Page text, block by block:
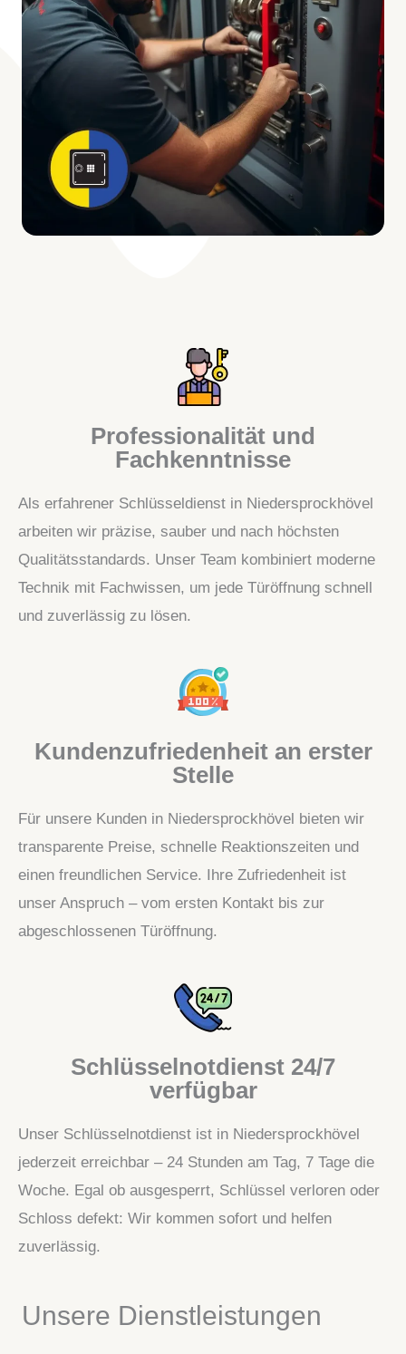
Professionalität und
Fachkenntnisse
Als erfahrener Schlüsseldienst in Niedersprockhövel
arbeiten wir präzise, sauber und nach höchsten
Qualitätsstandards. Unser Team kombiniert moderne
Technik mit Fachwissen, um jede Türöffnung schnell
und zuverlässig zu lösen.
Kundenzufriedenheit an erster
Stelle
Für unsere Kunden in Niedersprockhövel bieten wir
transparente Preise, schnelle Reaktionszeiten und
einen freundlichen Service. Ihre Zufriedenheit ist
unser Anspruch – vom ersten Kontakt bis zur
abgeschlossenen Türöffnung.
Schlüsselnotdienst 24/7
verfügbar
Unser Schlüsselnotdienst ist in Niedersprockhövel
jederzeit erreichbar – 24 Stunden am Tag, 7 Tage die
Woche. Egal ob ausgesperrt, Schlüssel verloren oder
Schloss defekt: Wir kommen sofort und helfen
zuverlässig.
Unsere Dienstleistungen